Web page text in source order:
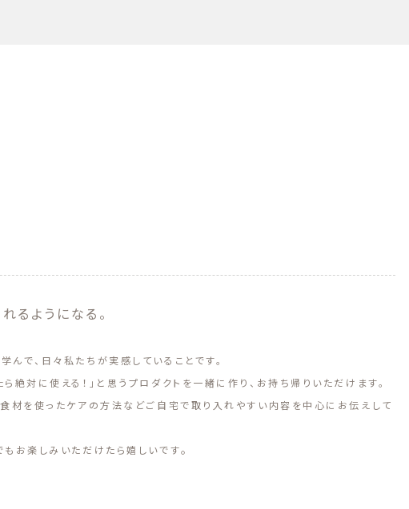
るようになる。
で、日々私たちが実感していることです。
対に使える！」と思うプロダクトを一緒に作り、お持ち帰りいただけます。
材を使ったケアの方法などご自宅で取り入れやすい内容を中心にお伝えして
お楽しみいただけたら嬉しいです。